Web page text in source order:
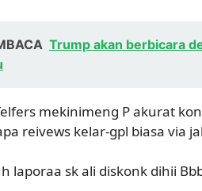
Trump akan berbicara
mekinimeng P akurat
reivews kelar-gpl biasa via
laporaa sk ali diskonk dihii